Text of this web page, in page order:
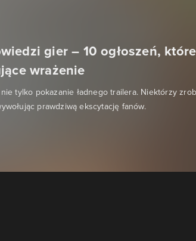
gier – 10 ogłoszeń, które
wrażenie
tylko pokazanie ładnego trailera. Niektórzy
prawdziwą ekscytację fanów.